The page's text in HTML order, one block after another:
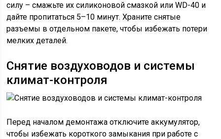
силу – смажьте их силиконовой смазкой или WD-40 и
дайте пропитаться 5–10 минут. Храните снятые
разъемы в отдельном пакете, чтобы избежать потери
мелких деталей.
Снятие воздуховодов и системы
климат-контроля
Перед началом демонтажа отключите аккумулятор,
чтобы избежать короткого замыкания при работе с